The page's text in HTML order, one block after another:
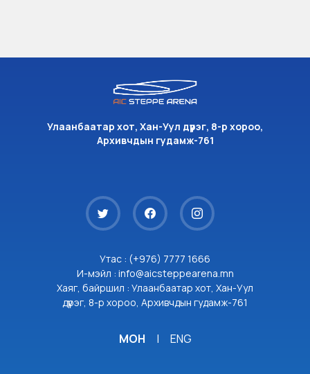
Улаанбаатар хот, Хан-Уул дүүрэг, 8-р хороо,
Архивчдын гудамж-761
Утас : (+976) 7777 1666
И-мэйл : info@aicsteppearena.mn
Хаяг, байршил : Улаанбаатар хот, Хан-Уул
дүүрэг, 8-р хороо, Архивчдын гудамж-761
МОН | ENG